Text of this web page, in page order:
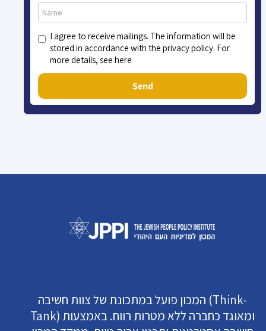
I agree to receive mailings. The information will be
stored in accordance with the privacy policy. For
more details, see here
Send
המכון פועל במתכונת של צוות חשיבה (Think-
Tank) ומאוגד כחברה ללא מטרות רווח. באמצעות